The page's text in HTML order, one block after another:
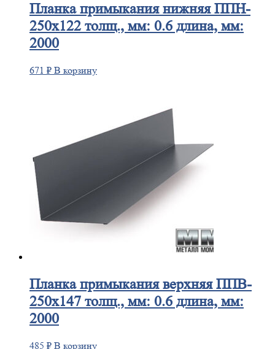
Планкапримыкания нижняя ППН-
250х122 толщ., мм: 0.6 длина, мм:
2000
671 ₽ В корзину
Планкапримыкания верхняя ППВ-
250х147 толщ., мм: 0.6 длина, мм:
2000
485 ₽ В корзину